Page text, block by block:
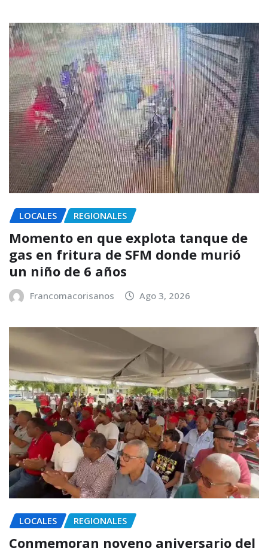
LOCALES REGIONALES
Momento en que explota tanque de
gas en fritura de SFM donde murió
un niño de 6 años
Francomacorisanos Ago 3, 2026
LOCALES REGIONALES
Conmemoran noveno aniversario del